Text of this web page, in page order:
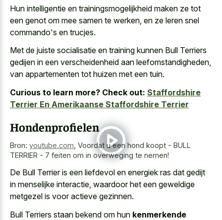
Hun intelligentie en trainingsmogelijkheid maken ze tot
een genot om mee samen te werken, en ze leren snel
commando's en trucjes.
Met de juiste socialisatie en training kunnen Bull Terriers
gedijen in een verscheidenheid aan leefomstandigheden,
van appartementen tot huizen met een tuin.
Curious to learn more? Check out: Staffordshire
Terrier En Amerikaanse Staffordshire Terrier
Hondenprofielen
Bron: youtube.com Voordat u een hond koopt - BULL
TERRIER - 7 feiten om in overweging te nemen!
De Bull Terrier is een liefdevol en energiek ras dat gedijt
in menselijke interactie, waardoor het een geweldige
metgezel is voor actieve gezinnen.
Bull Terriers staan bekend om hun kenmerkende